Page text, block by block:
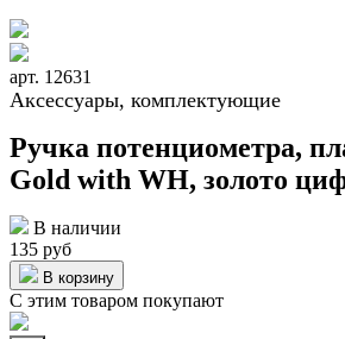
арт. 12631
Аксессуары, комплектующие
Ручка потенциометра,
Gold with WH, золото
В наличии
135 руб
В корзину
С этим товаром покупают